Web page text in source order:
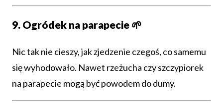
9. Ogródek na parapecie 🌱
Nic tak nie cieszy, jak zjedzenie czegoś, co samemu
się wyhodowało. Nawet rzeżucha czy szczypiorek
na parapecie mogą być powodem do dumy.